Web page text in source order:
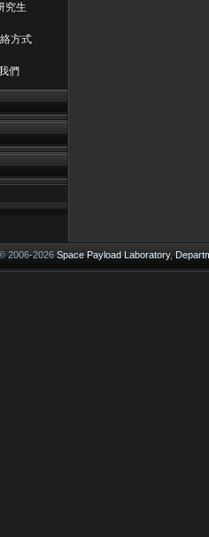
究生
方式
們
2006-2026Space Payload Laboratory,